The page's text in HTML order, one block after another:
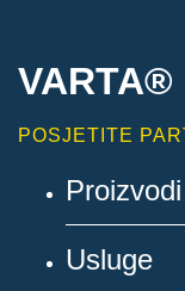
POSJETITE
Proizvodi
Usluge